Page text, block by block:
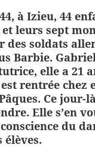
à Izieu, 44
et leurs sept
des soldats
Barbie.
elle a 21
rentrée chez
Ce jour-
Elle s’en
du
élèves.